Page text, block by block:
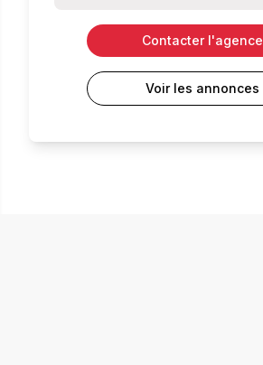
Contacter l'agence
Voir les annonces